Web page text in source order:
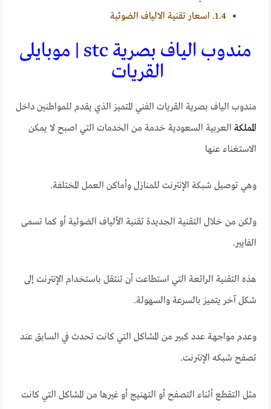
1.4. اسعار تقنية الالياف الضوئية
مندوب الياف بصرية stc | موبايلى
القريات
مندوب الياف بصرية القريات الفني المتميز الذي يقدم للمواطنين داخل
المملكة العربية السعودية خدمة من الخدمات التي اصبح لا يمكن
الاستغناء عنها
وهي توصيل شبكة الإنترنت للمنازل وأماكن العمل المختلفة.
ولكن من خلال التقنية الجديدة تقنية الألياف الضوئية أو كما تسمى
الفايبر.
هذه التقنية الرائعة التي استطاعت أن تنتقل باستخدام الإنترنت إلى
شكل آخر يتميز بالسرعة والسهولة.
وعدم مواجهة عدد كبير من المشاكل التي كانت تحدث في السابق عند
تصفح شبكه الإنترنت.
مثل التقطع أثناء التصفح أو التهنيج أو غيرها من المشاكل التي كانت